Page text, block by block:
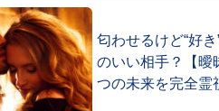
匂わせるけど“好
のいい相手？【曖
つの未来を完全霊